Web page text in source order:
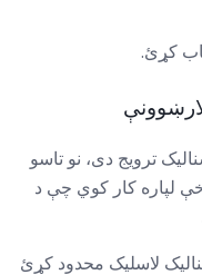
کړئ.
ترویج دی، نو تاسو
لپاره کار کوي چې د
لاسلیک محدود کړئ